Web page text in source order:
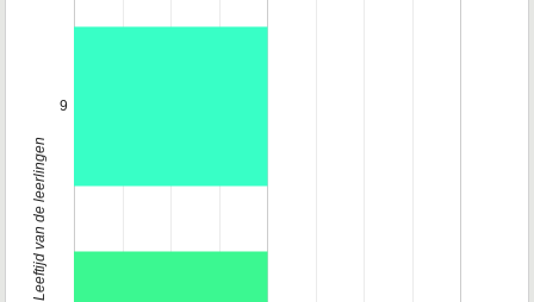
9
Leeftijd van de leerlingen